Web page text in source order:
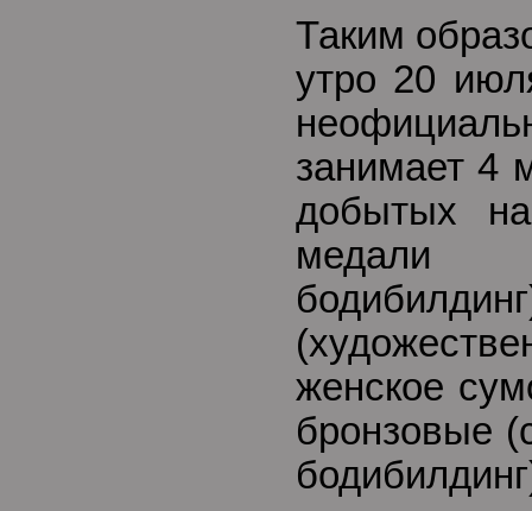
Таким
утро 20
занимает 4
добытых
медали
женское
бронзовые